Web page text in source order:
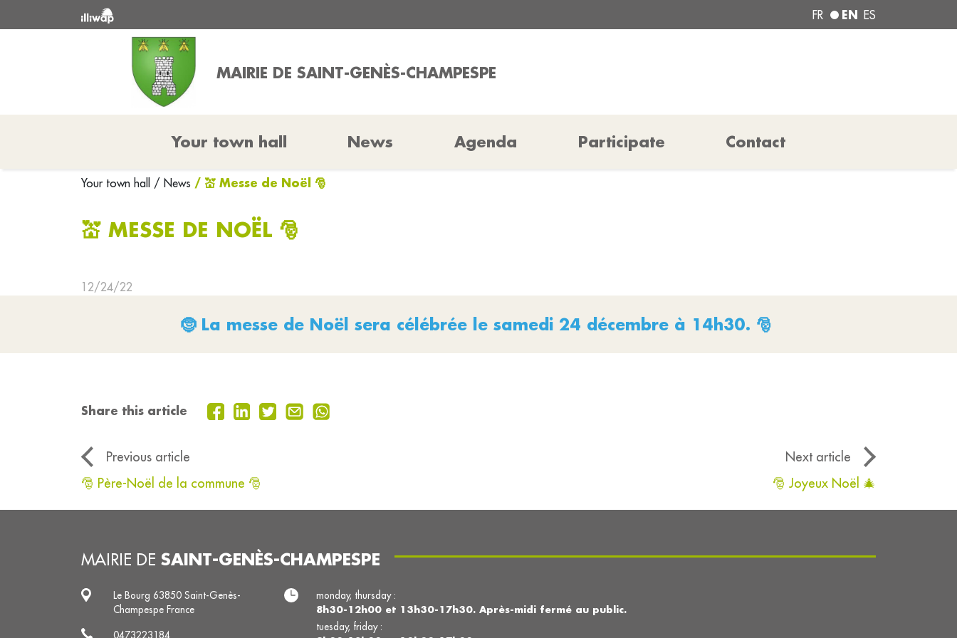
FR EN ES
MAIRIE DE SAINT-GENÈS-CHAMPESPE
Your town hall News Agenda Participate Contact
Your town hall / News / 💒 Messe de Noël 🎅
💒 MESSE DE NOËL 🎅
12/24/22
🤶 La messe de Noël sera célébrée le samedi 24 décembre à 14h30. 🎅
Share this article
Previous article
Next article
🎅 Père-Noël de la commune 🎅
🎅 Joyeux Noël 🎄
MAIRIE DE SAINT-GENÈS-CHAMPESPE
Le Bourg 63850 Saint-Genès-
Champespe France
0473223184
monday, thursday :
8h30-12h00 et 13h30-17h30. Après-midi fermé au public.
tuesday, friday :